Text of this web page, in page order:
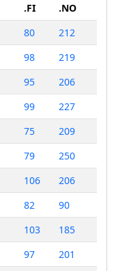
.FI
.NO
80
212
98
219
95
206
99
227
75
209
79
250
106
206
82
90
103
185
97
201